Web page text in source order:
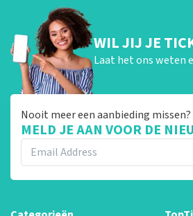
WIL JIJ JE
Laat het ons weten
Nooit meer een aanbieding missen?
MELD JE AAN VOOR DE